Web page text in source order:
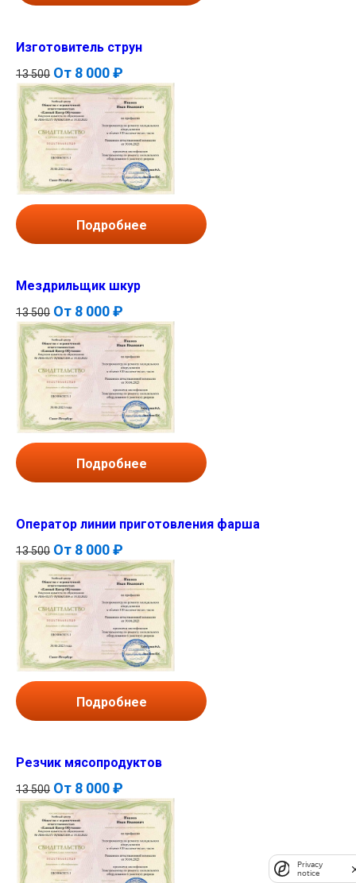
Изготовитель струн
13 500 От 8 000 ₽
Подробнее
Мездрильщик шкур
13 500 От 8 000 ₽
Подробнее
Оператор линии приготовления фарша
13 500 От 8 000 ₽
Подробнее
Резчик мясопродуктов
13 500 От 8 000 ₽
Privacy
notice